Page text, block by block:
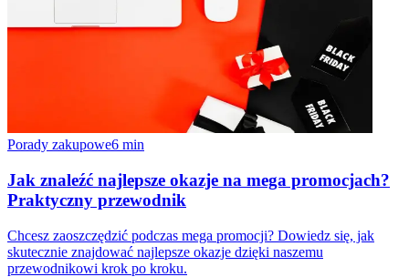
Porady zakupowe6 min
Jak znaleźć najlepsze okazje na mega promocjach?
Praktyczny przewodnik
Chcesz zaoszczędzić podczas mega promocji? Dowiedz się, jak
skutecznie znajdować najlepsze okazje dzięki naszemu
przewodnikowi krok po kroku.